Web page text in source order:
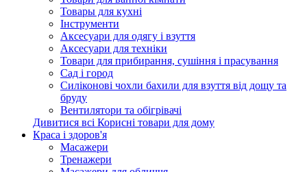
Товары для кухні
Інструменти
Аксесуари для одягу і взуття
Аксесуари для техніки
Товари для прибирання, сушіння і прасування
Сад і город
Силіконові чохли бахили для взуття від дощу та
бруду
Вентилятори та обігрівачі
Дивитися всі Корисні товари для дому
Краса і здоров'я
Масажери
Тренажери